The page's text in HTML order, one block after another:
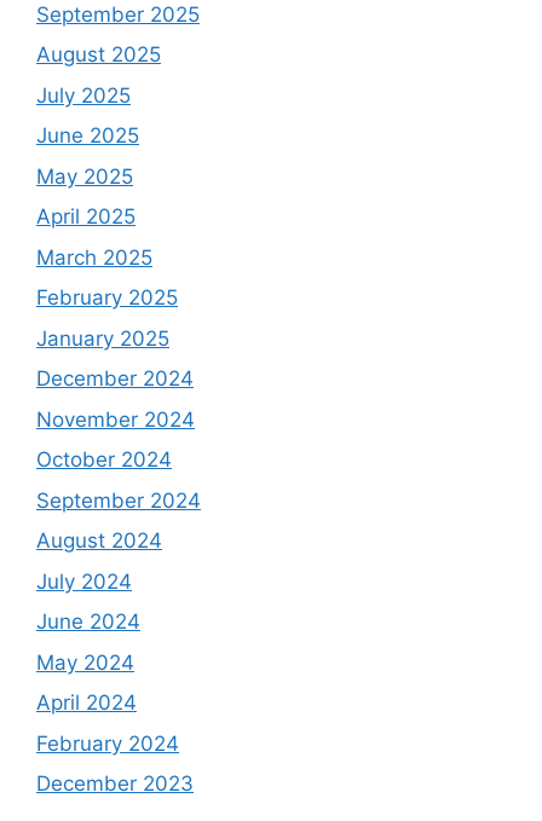
September 2025
August 2025
July 2025
June 2025
May 2025
April 2025
March 2025
February 2025
January 2025
December 2024
November 2024
October 2024
September 2024
August 2024
July 2024
June 2024
May 2024
April 2024
February 2024
December 2023